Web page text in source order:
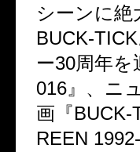
シーンに絶
BUCK-
ー30周年を
016』、ニ
画『BUCK-
REEN